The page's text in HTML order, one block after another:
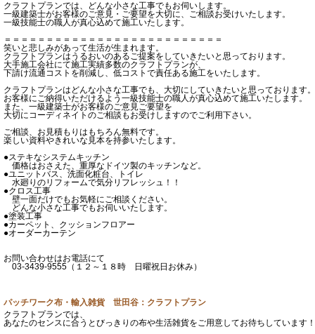
クラフトプランでは、どんな小さな工事でもお伺いします。
一級建築士がお客様のご意見・ご要望を大切に、ご相談お受けいたします。
一級技能士の職人が真心込めて施工いたします。
＝＝＝＝＝＝＝＝＝＝＝＝＝＝＝＝＝＝＝＝＝＝＝＝＝＝
笑いと悲しみがあって生活が生まれます。
クラフトプランはうるおいのあるご提案をしていきたいと思っております。
大手施工会社にて施工実績多数のクラフトプランが、
下請け流通コストを削減し、低コストで責任ある施工をいたします。
クラフトプランはどんな小さな工事でも、大切にしていきたいと思っております。
お客様にご納得いただけるよう一級技能士の職人が真心込めて施工いたします。
また、一級建築士がお客様のご意見ご要望を
大切にコーディネイトのご相談もお受けしますのでご利用下さい。
ご相談、お見積もりはもちろん無料です。
楽しい資料やきれいな見本を持参いたします。
●ステキなシステムキッチン
価格はおさえた、重厚なドイツ製のキッチンなど。
●ユニットバス、洗面化粧台、トイレ
水廻りのリフォームで気分リフレッシュ！！
●クロス工事
壁一面だけでもお気軽にご相談ください。
どんな小さな工事でもお伺いいたします。
●塗装工事
●カーペット、クッションフロアー
●オーダーカーテン
お問い合わせはお電話にて
03-3439-9555（１２～１８時 日曜祝日お休み）
パッチワーク布・輸入雑貨 世田谷：クラフトプラン
クラフトプランでは、
あなたのセンスに合うとびっきりの布や生活雑貨をご用意してお待ちしています！